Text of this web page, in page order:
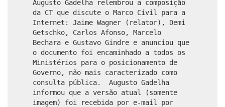
Augusto Gadelha relembrou a composição
da CT que discute o Marco Civil para a
Internet: Jaime Wagner (relator), Demi
Getschko, Carlos Afonso, Marcelo
Bechara e Gustavo Gindre e anunciou que
o documento foi encaminhado a todos os
Ministérios para o posicionamento de
Governo, não mais caracterizado como
consulta pública. Augusto Gadelha
informou que a versão atual (somente
imagem) foi recebida por e-mail por